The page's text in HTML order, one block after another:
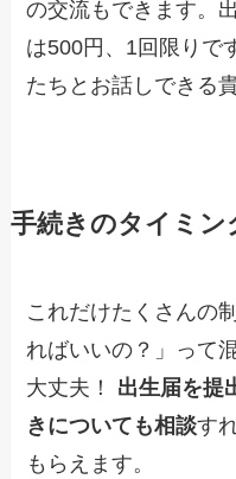
の交流もできます。
は500円、1回限りで
たちとお話しできる
手続きのタイミン
これだけたくさんの
ればいいの？」って
大丈夫！ 出生届を提
きについても相談す
もらえます。